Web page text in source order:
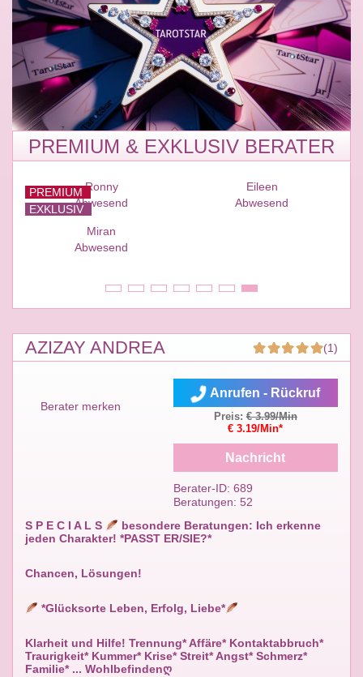
PREMIUM & EXKLUSIV BERATER
EXKLUSIV
PREMIUM
Ronny
Abwesend
EXKLUSIV
PREMIUM
Eileen
Abwesend
EXKLUSIV
PREMIUM
Miran
Abwesend
AZIZAY ANDREA (1)
Berater merken
S P E C I A L S
besondere Beratungen: Ich erkenne
jeden Charakter! *PASST ER/SIE?*
Chancen, Lösungen!
*Glücksorte Leben, Erfolg, Liebe*
Klarheit und Hilfe! Trennung* Affäre* Kontaktabbruch*
Traurigkeit* Kummer* Krise* Streit* Angst* Schmerz*
Familie* ... Wohlbefindenღ
Anrufen - Rückruf
Preis:€ 3.99/Min
€ 3.19/Min*
Nachricht
Berater-ID: 689
Beratungen: 52